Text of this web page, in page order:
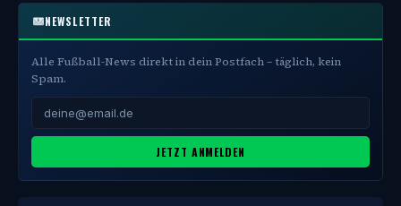
NEWSLETTER
Alle Fußball-News direkt in dein Postfach – täglich, kein
Spam.
JETZT ANMELDEN